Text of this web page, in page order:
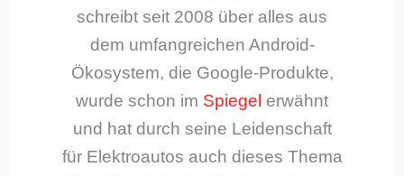
schreibt seit 2008 über alles aus
dem umfangreichen Android-
Ökosystem, die Google-Produkte,
wurde schon im Spiegel erwähnt
und hat durch seine Leidenschaft
für Elektroautos auch dieses Thema